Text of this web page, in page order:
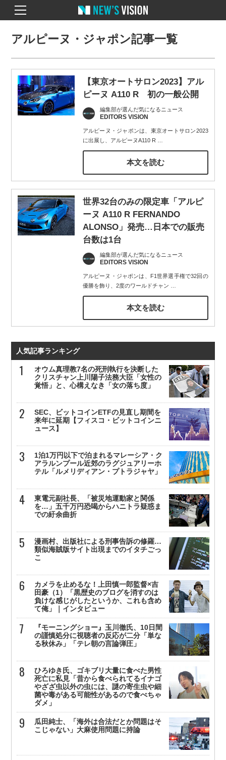
アルピーヌ・ジャポン記事一覧
【東京オートサロン2023】アル
ピーヌ A110 R 初の一般公開
編集部が選んだ気になるニュース
EDITORS VISION
アルピーヌ・ジャポンは、東京オートサロン2023
に出展し、アルピーヌA110 R
本文を読む
世界32台のみの限定車「アルピ
ーヌ A110 R FERNANDO
ALONSO」発売…日本での販売
台数は1台
編集部が選んだ気になるニュース
EDITORS VISION
アルピーヌ・ジャポンは、F1世界選手権で32回の
優勝を飾り、2度のワールドチャン
本文を読む
人気記事ランキング
オウム真理教7名の死刑執行を決断した
クリスチャン上川陽子法務大臣「女性の
覚悟」と、心構えなき「女の落ち度」
SEC、ビットコインETFの見直し期間を
来年に延期【フィスコ・ビットコインニ
ュース】
1泊1万円以下で泊まれるマレーシア・ク
アラルンプール近郊のラグジュアリーホ
テル「ルメリディアン・プトラジャヤ」
東電元副社長、「被災地運動家と関係
を…」五千万円恐喝からハニトラ疑惑ま
での紆余曲折
漫画村、出版社による刑事告訴の修羅…
類似海賊版サイト出現までのイタチごっ
こ
カメラを止めるな！上田慎一郎監督×吉
田豪（1）「黒歴史のブログを消すのは
負けな感じがしたというか、これも含め
て俺」｜インタビュー
『モーニングショー』玉川徹氏、10日間
の謹慎処分に視聴者の反応が二分「単な
る秋休み」「テレ朝の言論弾圧」
ひろゆき氏、ゴキブリ大量に食べた男性
死亡に私見「昔から食べられてるイナゴ
やざざ虫以外の虫には、謎の寄生虫や細
菌や毒がある可能性があるので食べちゃ
ダメ」
瓜田純士、「海外は合法だとか問題はそ
こじゃない」大麻使用問題に持論